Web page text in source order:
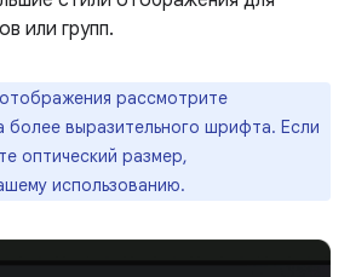
или групп.
рассмотрите
выразительного шрифта. Если
оптический размер,
использованию.